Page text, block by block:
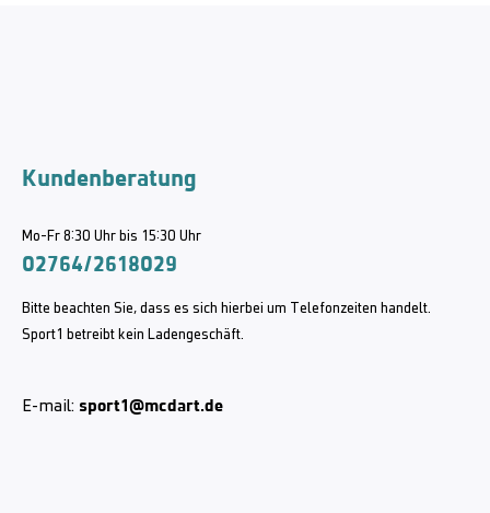
Kundenberatung
Mo-Fr 8:30 Uhr bis 15:30 Uhr
02764/2618029
Bitte beachten Sie, dass es sich hierbei um Telefonzeiten handelt.
Sport1 betreibt kein Ladengeschäft.
E-mail: sport1@mcdart.de